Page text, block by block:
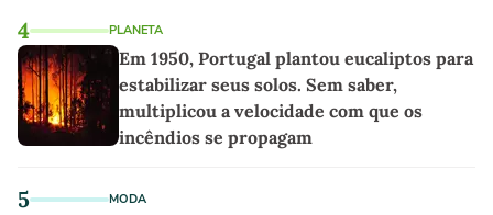
4 PLANETA
Em 1950, Portugal plantou eucaliptos para
estabilizar seus solos. Sem saber,
multiplicou a velocidade com que os
incêndios se propagam
5 MODA